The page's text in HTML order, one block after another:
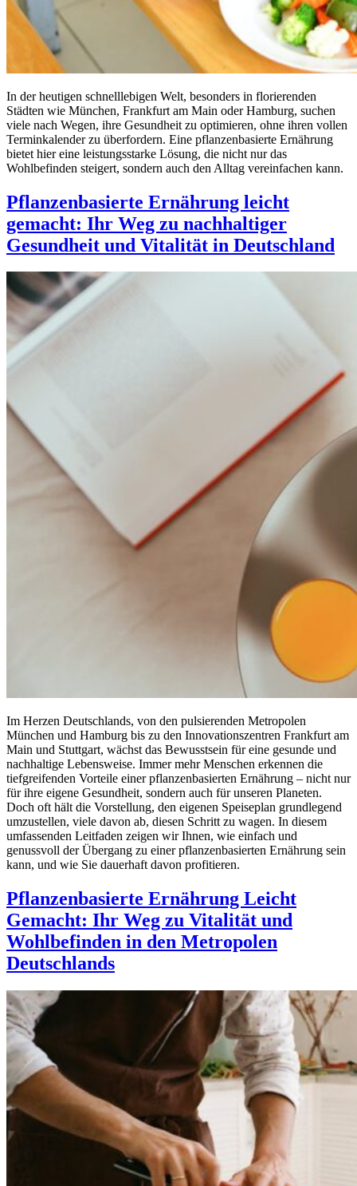
In der heutigen schnelllebigen Welt, besonders in florierenden
Städten wie München, Frankfurt am Main oder Hamburg, suchen
viele nach Wegen, ihre Gesundheit zu optimieren, ohne ihren vollen
Terminkalender zu überfordern. Eine pflanzenbasierte Ernährung
bietet hier eine leistungsstarke Lösung, die nicht nur das
Wohlbefinden steigert, sondern auch den Alltag vereinfachen kann.
Pflanzenbasierte Ernährung leicht
gemacht: Ihr Weg zu nachhaltiger
Gesundheit und Vitalität in Deutschland
Im Herzen Deutschlands, von den pulsierenden Metropolen
München und Hamburg bis zu den Innovationszentren Frankfurt am
Main und Stuttgart, wächst das Bewusstsein für eine gesunde und
nachhaltige Lebensweise. Immer mehr Menschen erkennen die
tiefgreifenden Vorteile einer pflanzenbasierten Ernährung – nicht nur
für ihre eigene Gesundheit, sondern auch für unseren Planeten.
Doch oft hält die Vorstellung, den eigenen Speiseplan grundlegend
umzustellen, viele davon ab, diesen Schritt zu wagen. In diesem
umfassenden Leitfaden zeigen wir Ihnen, wie einfach und
genussvoll der Übergang zu einer pflanzenbasierten Ernährung sein
kann, und wie Sie dauerhaft davon profitieren.
Pflanzenbasierte Ernährung Leicht
Gemacht: Ihr Weg zu Vitalität und
Wohlbefinden in den Metropolen
Deutschlands